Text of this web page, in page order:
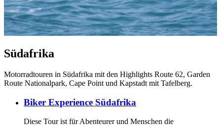
Südafrika
Motorradtouren in Südafrika mit den Highlights Route 62, Garden
Route Nationalpark, Cape Point und Kapstadt mit Tafelberg.
Biker Experience Südafrika
Diese Tour ist für Abenteurer und Menschen die